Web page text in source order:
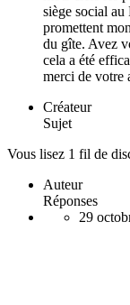
siège social au
promettent
du gîte. Avez
cela a été
merci de votre
Créateur
Sujet
Vous lisez 1 fil de
Auteur
Réponses
29